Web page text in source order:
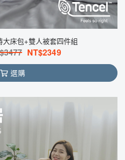
床包+雙人被套四件組
3477 NT$2349
選購